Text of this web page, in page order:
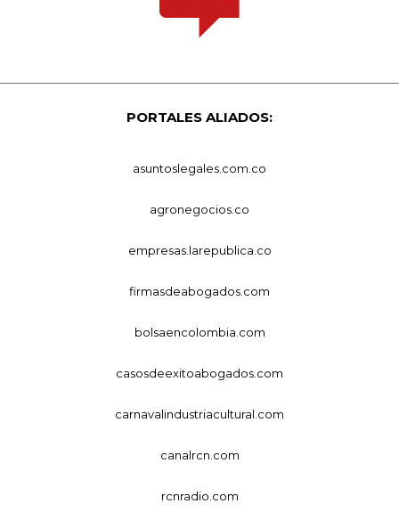
PORTALES ALIADOS:
asuntoslegales.com.co
agronegocios.co
empresas.larepublica.co
firmasdeabogados.com
bolsaencolombia.com
casosdeexitoabogados.com
carnavalindustriacultural.com
canalrcn.com
rcnradio.com